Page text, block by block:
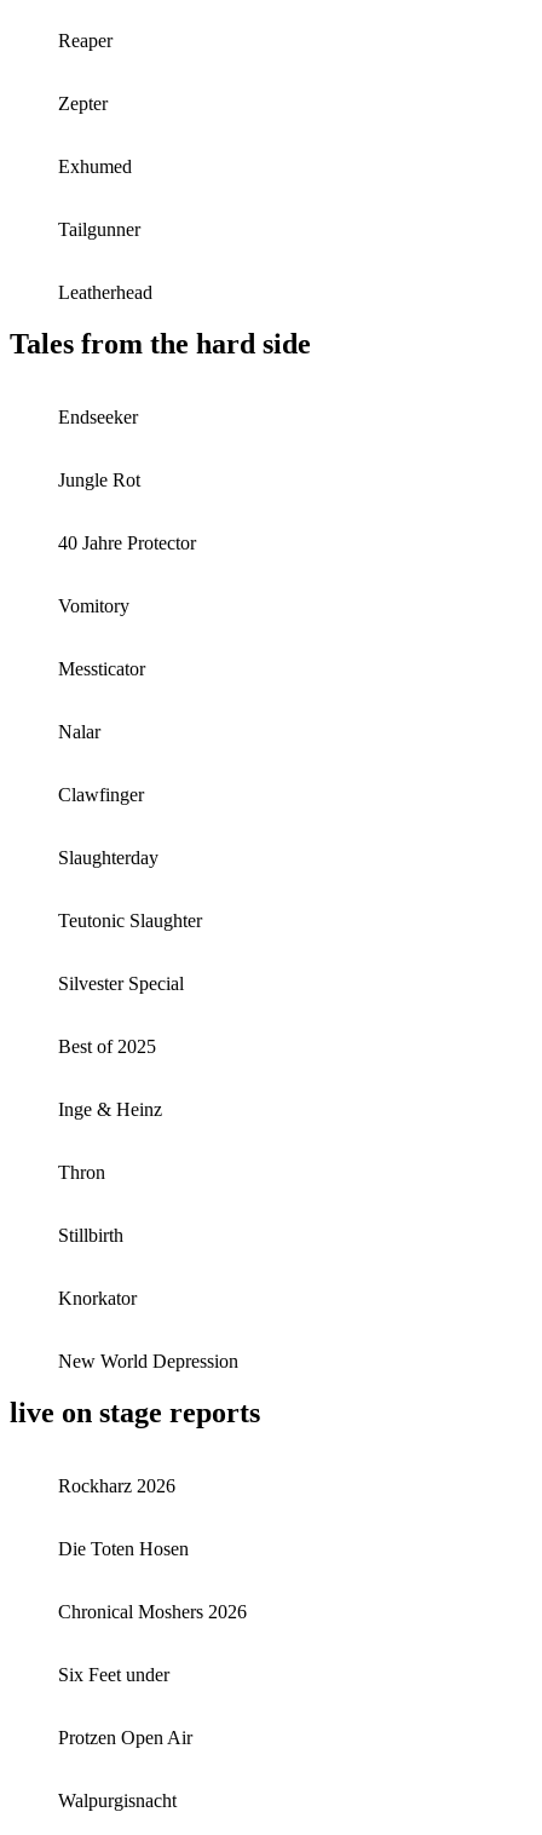
Reaper
Zepter
Exhumed
Tailgunner
Leatherhead
Tales from the hard side
Endseeker
Jungle Rot
40 Jahre Protector
Vomitory
Messticator
Nalar
Clawfinger
Slaughterday
Teutonic Slaughter
Silvester Special
Best of 2025
Inge & Heinz
Thron
Stillbirth
Knorkator
New World Depression
live on stage reports
Rockharz 2026
Die Toten Hosen
Chronical Moshers 2026
Six Feet under
Protzen Open Air
Walpurgisnacht